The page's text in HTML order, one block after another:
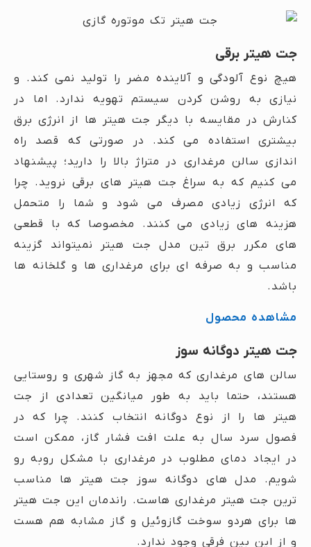
جت هیتر برقی
هیچ نوع آلودگی و آلاینده مضر را تولید نمی کند. و
نیازی به روشن کردن سیستم تهویه ندارد. اما در
کنارش در مقایسه با دیگر جت هیتر ها از انرژی برق
بیشتری استفاده می کند. در صورتی که قصد راه
اندازی سالن مرغداری در متراژ بالا را دارید؛ پیشنهاد
می کنیم که به سراغ جت هیتر های برقی نروید. چرا
که انرژی زیادی مصرف می شود و شما را متحمل
هزینه های زیادی می کنند. مخصوصا که با قطعی
های مکرر برق تین مدل جت هیتر نمیتواند گزینه
مناسب و به صرفه ای برای مرغداری ها و گلخانه ها
باشد.
مشاهده محصول
جت هیتر دوگانه سوز
سالن های مرغداری که مجهز به گاز شهری و روستایی
هستند، حتما باید به طور میانگین تعدادی از جت
هیتر ها را از نوع دوگانه انتخاب کنند. چرا که در
فصول سرد سال به علت افت فشار گاز، ممکن است
در ایجاد دمای مطلوب در مرغداری با مشکل روبه رو
شویم. مدل های دوگانه سوز جت هیتر ها مناسب
ترین جت هیتر مرغداری هاست. راندمان این جت هیتر
ها برای هردو سوخت گازوئیل و گاز مشابه هم هست
و از این بین فرقی وجود ندارد.